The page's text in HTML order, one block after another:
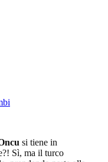
si tiene in
Sì, ma il turco